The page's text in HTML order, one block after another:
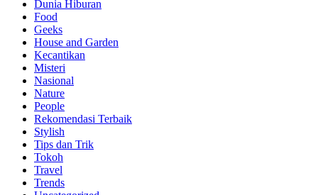
Dunia Hiburan
Food
Geeks
House and Garden
Kecantikan
Misteri
Nasional
Nature
People
Rekomendasi Terbaik
Stylish
Tips dan Trik
Tokoh
Travel
Trends